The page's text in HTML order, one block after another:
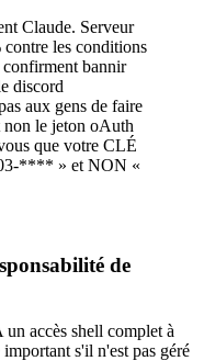
Claude. Serveur
les conditions
bannir
discord
aux gens de faire
le jeton oAuth
que votre CLÉ
**** » et NON «
de
accès shell complet à
s'il n'est pas géré